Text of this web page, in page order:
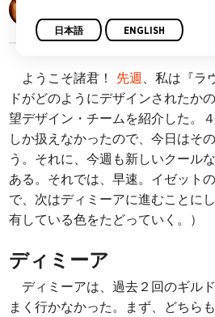
ようこそ諸君！ 先週、私は『ラ
ドがどのようにデザインされたか
望デザイン・チームを紹介した。
しか扱えなかったので、今日はそ
う。それに、今週も新しいクール
ある。それでは、早速。イゼット
で、次はディミーアに進むことに
有している色をたどっていく。）
ディミーア
ディミーアは、過去２回のギル
まく行かなかった。まず、どちら
日本語 ENGLISH